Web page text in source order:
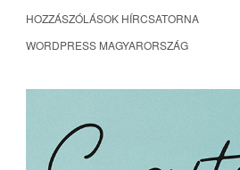
HOZZÁSZÓLÁSOK HÍRCSATORNA
WORDPRESS MAGYARORSZÁG